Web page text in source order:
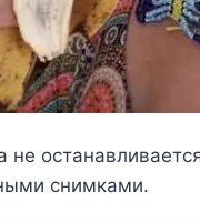
снимками.